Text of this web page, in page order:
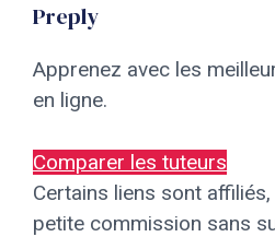
Preply
Apprenez avec les
en ligne.
Comparer les tuteurs
Certains liens sont
petite commission sans